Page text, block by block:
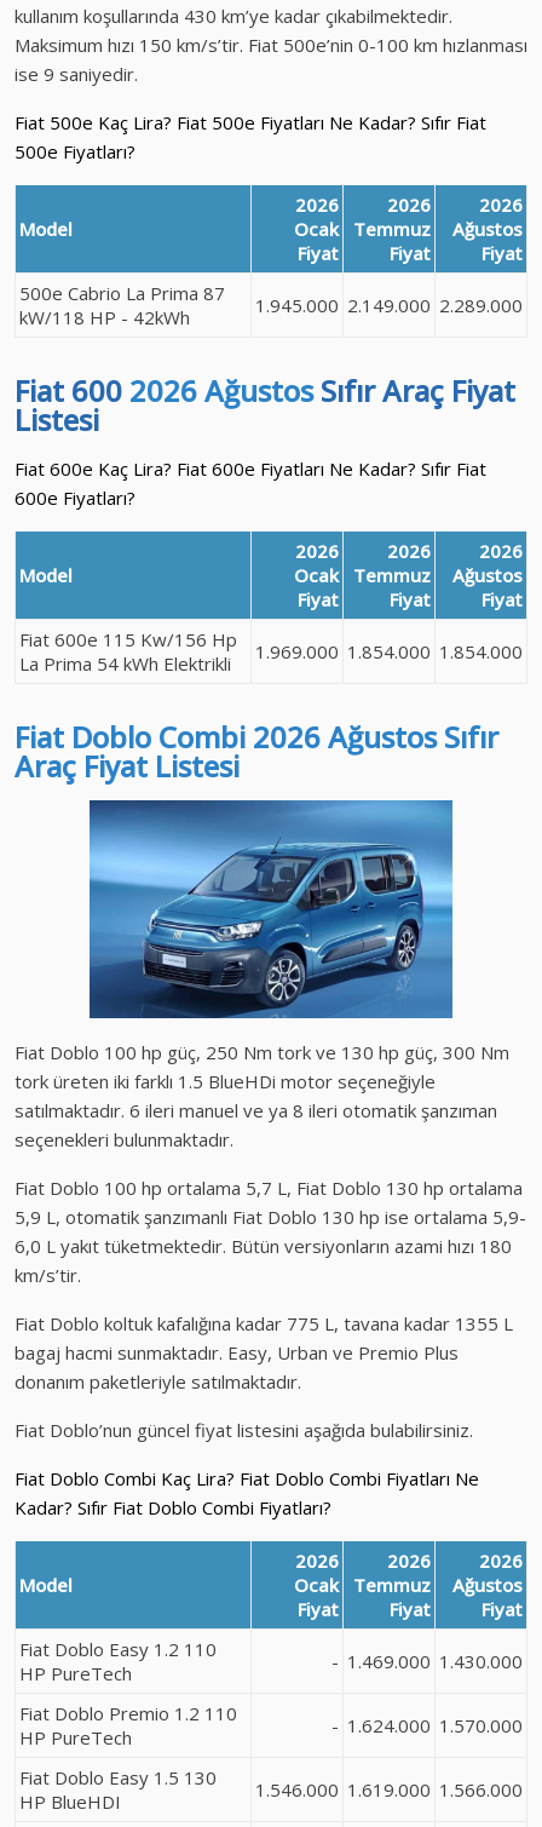
kullanım koşullarında 430 km’ye kadar çıkabilmektedir.
Maksimum hızı 150 km/s’tir. Fiat 500e’nin 0-100 km hızlanması
ise 9 saniyedir.
Fiat 500e Kaç Lira? Fiat 500e Fiyatları Ne Kadar? Sıfır Fiat
500e Fiyatları?
Model
2026
Ocak
Fiyat
2026
Temmuz
Fiyat
2026
Ağustos
Fiyat
500e Cabrio La Prima 87
kW/118 HP - 42kWh
1.945.000 2.149.000 2.289.000
Fiat 600 2026 AğustosSıfır Araç Fiyat
Listesi
Fiat 600e Kaç Lira? Fiat 600e Fiyatları Ne Kadar? Sıfır Fiat
600e Fiyatları?
Model
2026
Ocak
Fiyat
2026
Temmuz
Fiyat
2026
Ağustos
Fiyat
Fiat 600e 115 Kw/156 Hp
La Prima 54 kWh Elektrikli
1.969.000 1.854.000 1.854.000
Fiat Doblo Combi 2026 AğustosSıfır
Araç Fiyat Listesi
Fiat Doblo 100 hp güç, 250 Nm tork ve 130 hp güç, 300 Nm
tork üreten iki farklı 1.5 BlueHDi motor seçeneğiyle
satılmaktadır. 6 ileri manuel ve ya 8 ileri otomatik şanzıman
seçenekleri bulunmaktadır.
Fiat Doblo 100 hp ortalama 5,7 L, Fiat Doblo 130 hp ortalama
5,9 L, otomatik şanzımanlı Fiat Doblo 130 hp ise ortalama 5,9-
6,0 L yakıt tüketmektedir. Bütün versiyonların azami hızı 180
km/s’tir.
Fiat Doblo koltuk kafalığına kadar 775 L, tavana kadar 1355 L
bagaj hacmi sunmaktadır. Easy, Urban ve Premio Plus
donanım paketleriyle satılmaktadır.
Fiat Doblo’nun güncel fiyat listesini aşağıda bulabilirsiniz.
Fiat Doblo Combi Kaç Lira? Fiat Doblo Combi Fiyatları Ne
Kadar? Sıfır Fiat Doblo Combi Fiyatları?
Model
2026
Ocak
Fiyat
2026
Temmuz
Fiyat
2026
Ağustos
Fiyat
Fiat Doblo Easy 1.2 110
HP PureTech
- 1.469.000 1.430.000
Fiat Doblo Premio 1.2 110
HP PureTech
- 1.624.000 1.570.000
Fiat Doblo Easy 1.5 130
HP BlueHDI
1.546.000 1.619.000 1.566.000